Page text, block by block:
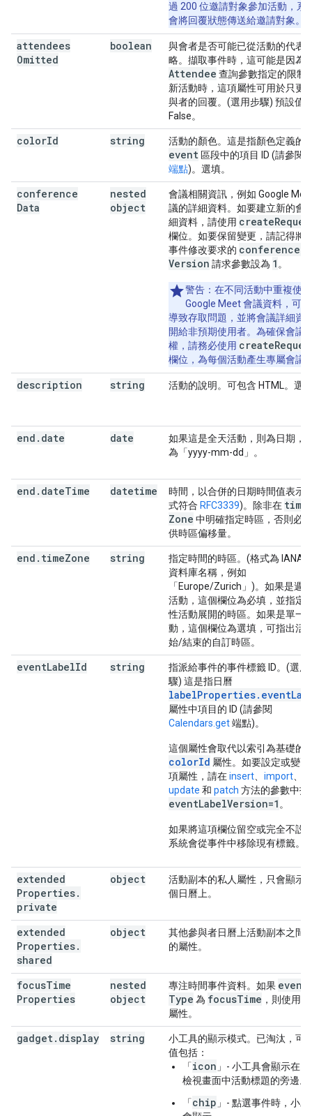
過 200 位邀請對象參加活動，系
會將回覆狀態傳送給邀請對象。
attendees
Omitted
boolean
與會者是否可能已從活動的代表
略。擷取事件時，這可能是因為
Attendee 查詢參數指定的限制
新活動時，這項屬性可用於只更
與者的回覆。(選用步驟) 預設值
False。
colorId string 活動的顏色。這是指顏色定義的
event 區段中的項目 ID (請參閱
端點)。選填。
conference
Data
nested
object
會議相關資訊，例如 Google
議的詳細資料。如要建立新的會
細資料，請使用 create
欄位。如要保留變更，請記得將
事件修改要求的 conference
Version 請求參數設為 1 。
警告： 在不同活動中重複使用
Google Meet 會議資料，可
導致存取問題，並將會議詳細資
開給非預期使用者。為確保會議
權，請務必使用
欄位，為每個活動產生專屬會議
description string 活動的說明。可包含 HTML。選
end . date date
如果這是全天活動，則為日期，
為「yyyy-mm-dd」。
end . dateTime datetime
時間，以合併的日期時間值表示
式符合 RFC3339)。除非在 time
Zone 中明確指定時區，否則必
供時區偏移量。
end . timeZone string
指定時間的時區。(格式為 IANA
資料庫名稱，例如
「Europe/Zurich」)。如果是週
活動，這個欄位為必填，並指定
性活動展開的時區。如果是單一
動，這個欄位為選填，可指出活
始/結束的自訂時區。
eventLabelId string
指派給事件的事件標籤 ID。(選用
驟) 這是指日曆
屬性中項目的 ID (請參閱
Calendars.get端點)。
這個屬性會取代以索引為基礎的
colorId 屬性。如要設定或變更
項屬性，請在insert import
update 和 patch 方法的參數中指
eventLabelVersion=1 。
如果將這項欄位留空或完全不設
系統會從事件中移除現有標籤。
extended
Properties.
private
object
活動副本的私人屬性，只會顯示
個日曆上。
extended
Properties.
shared
object
其他參與者日曆上活動副本之間
的屬性。
focusTime
Properties
nested
object
專注時間事件資料。如果 event
Type 為 focusTime ，則使用
屬性。
gadget. display string
小工具的顯示模式。已淘汰，可
值包括：
「icon 」- 小工具會顯示在
檢視畫面中活動標題的旁邊。
「chip 」- 點選事件時，小